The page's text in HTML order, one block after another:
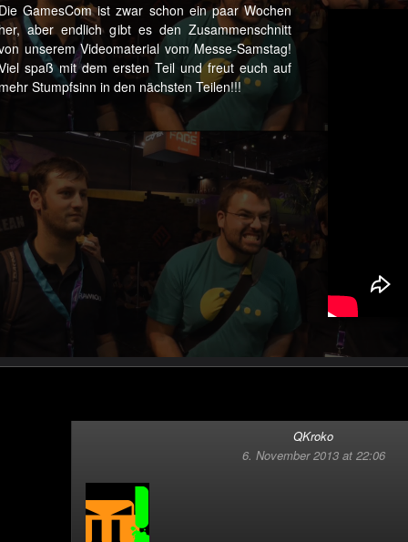
GamesCom ist zwar schon ein paar Wochen
aber endlich gibt es den Zusammenschnitt
unserem Videomaterial vom Messe-Samstag!
spaß mit dem ersten Teil und freut euch auf
Stumpfsinn in den nächsten Teilen!!!
QKroko
6. November 2013 at 22:06